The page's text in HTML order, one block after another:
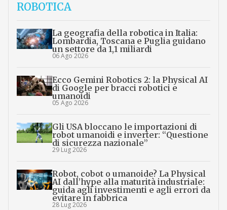
ROBOTICA
La geografia della robotica in Italia:
Lombardia, Toscana e Puglia guidano
un settore da 1,1 miliardi
06 Ago 2026
Ecco Gemini Robotics 2: la Physical AI
di Google per bracci robotici e
umanoidi
05 Ago 2026
Gli USA bloccano le importazioni di
robot umanoidi e inverter: “Questione
di sicurezza nazionale”
29 Lug 2026
Robot, cobot o umanoide? La Physical
AI dall’hype alla maturità industriale:
guida agli investimenti e agli errori da
evitare in fabbrica
28 Lug 2026